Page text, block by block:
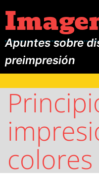
Apuntes sobre
preimpresión
colores